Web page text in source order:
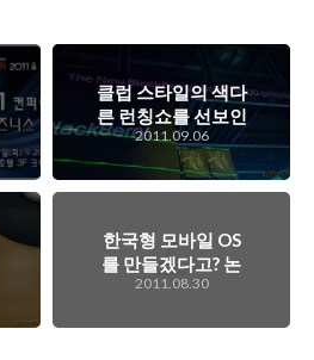
클럽 스타일의 색다
른 런칭쇼를 선보인
블랙베리 볼드
9900 런칭쇼 현장
스케치
2011.09.06
한국형 모바일 OS
를 만들겠다고? 논
의 자체는 좋은데 시
까? (2부)
2011.08.30